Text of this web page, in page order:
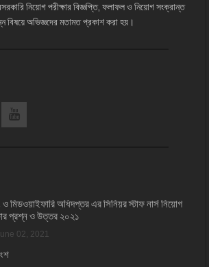
নিয়োগ পরীক্ষার বিজ্ঞপ্তি, ফলাফল ও নিয়োগ সংক্রান্ত
বিষয়ে অভিজ্ঞদের মতামত প্রকাশ করা হয়।
ও মিডওয়াইফারি অধিদপ্তর এর সিনিয়র স্টাফ নার্স নিয়োগ
প্রশ্ন ও উত্তর ২০২১
02, 2021